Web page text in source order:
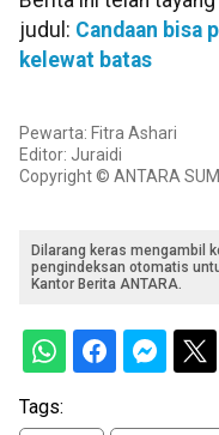
judul: Candaan bisa
kelewat batas
Pewarta: Fitra Ashari
Editor: Juraidi
Copyright © ANTARA
Dilarang keras mengambil
pengindeksan otomatis
Kantor Berita ANTARA.
Tags: